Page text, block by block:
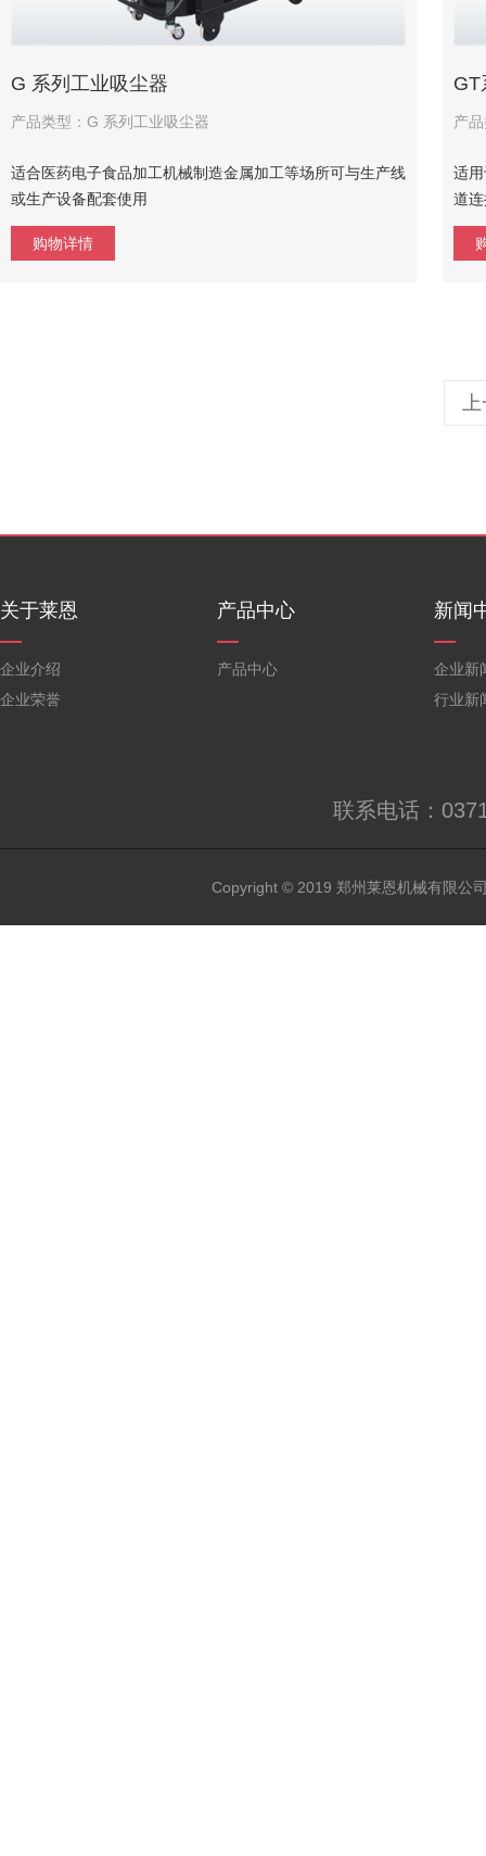
G 系列工业吸尘器
产品类型：G 系列工业吸尘器
适合医药电子食品加工机械制造金属加工等场所可与生产线
或生产设备配套使用
购物详情
GT
产
适
道
上
关于莱恩
企业介绍
企业荣誉
产品中心
产品中心
新闻
企业新
行业新
联系电话：
Copyright © 2019 郑州莱恩机械有限公